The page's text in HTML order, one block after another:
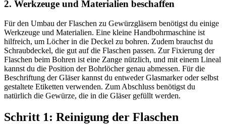
2. Werkzeuge und Materialien beschaffen
Für den Umbau der Flaschen zu Gewürzgläsern benötigst du einige
Werkzeuge und Materialien. Eine kleine Handbohrmaschine ist
hilfreich, um Löcher in die Deckel zu bohren. Zudem brauchst du
Schraubdeckel, die gut auf die Flaschen passen. Zur Fixierung der
Flaschen beim Bohren ist eine Zange nützlich, und mit einem Lineal
kannst du die Position der Bohrlöcher genau abmessen. Für die
Beschriftung der Gläser kannst du entweder Glasmarker oder selbst
gestaltete Etiketten verwenden. Zum Abschluss benötigst du
natürlich die Gewürze, die in die Gläser gefüllt werden.
Schritt 1: Reinigung der Flaschen